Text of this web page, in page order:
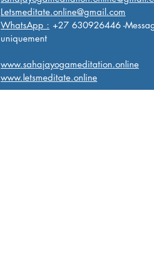
Letsmeditate.online@gmail.com
WhatsApp : +27 630926446 -
uniquement
www.sahajayogameditation.online
www.letsmeditate.online